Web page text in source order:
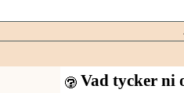
Vad tycker ni